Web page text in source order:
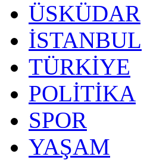
ÜSKÜDAR
İSTANBUL
TÜRKİYE
POLİTİKA
SPOR
YAŞAM